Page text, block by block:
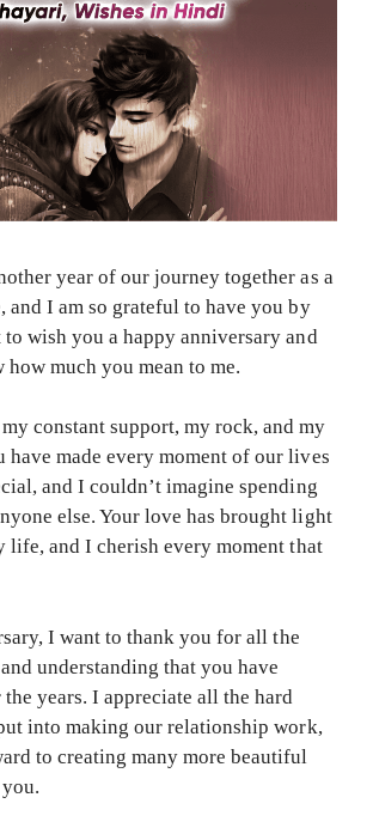
year of our journey together as a
and I am so grateful to have you by
wish you a happy anniversary and
much you mean to me.
constant support, my rock, and my
have made every moment of our lives
and I couldn’t imagine spending
else. Your love has brought light
life, and I cherish every moment that
I want to thank you for all the
understanding that you have
years. I appreciate all the hard
into making our relationship work,
to creating many more beautiful